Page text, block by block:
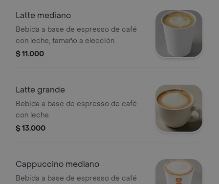
Latte mediano
Bebida a base de espresso de café
con leche, tamaño a elección.
$ 11.000
Latte grande
Bebida a base de espresso de café
con leche.
$ 13.000
Cappuccino mediano
Bebida a base de espresso de café